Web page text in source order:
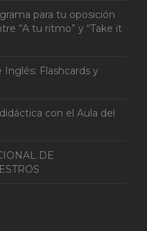
para tu oposición
“A tu ritmo” y “Take it
Flashcards y
con el Aula del
DE